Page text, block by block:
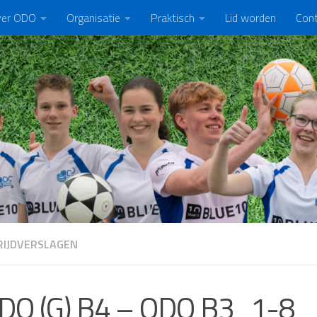
ODO Organisatie Praktisch Lid worden
(G) B4 – ODO B3 1-8